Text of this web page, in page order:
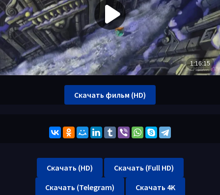
Скачать фильм (HD)
Скачать (HD)
Скачать (Full HD)
Скачать (Telegram)
Скачать 4K